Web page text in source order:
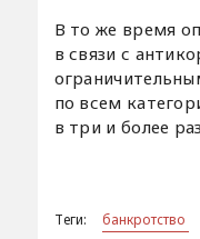
В то же время
в связи с
по всем
в три и более
Теги: банкротство